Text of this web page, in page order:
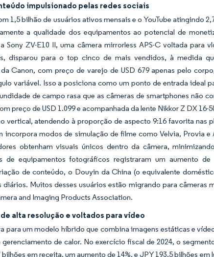
impulsionado pelas redes sociais
1,5 bilhão de usuários ativos mensais e o YouTube atingindo
a qualidade dos equipamentos ao potencial de
Sony ZV-E10 II, uma câmera mirrorless APS-C voltada para
disparou para o top cinco de mais vendidos, à medida
Canon, com preço de varejo de USD 679 apenas pelo
variável. Isso a posiciona como um ponto de entrada ideal
de campo rasa que as câmeras de smartphones não
preço de USD 1.099 e acompanhada da lente Nikkor Z DX
vertical, atendendo à proporção de aspecto 9:16 favorita nas
incorpora modos de simulação de filme como Velvia, Provia
obtenham visuais únicos dentro da câmera,
de equipamentos fotográficos registraram um aumento
de conteúdo, o Douyin da China (o equivalente
Muitos desses usuários estão migrando para câmeras
and Imaging Products Association.
alta resolução e voltados para vídeo
para um modelo híbrido que combina imagens estáticas e
de calor. No exercício fiscal de 2024, o
em receita, um aumento de 14%, e JPY 193,5 bilhões